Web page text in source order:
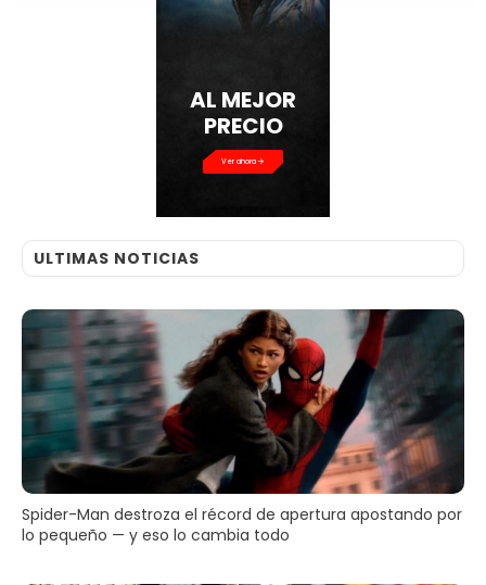
AL MEJOR
PRECIO
Ver ahora
ULTIMAS NOTICIAS
Spider-Man destroza el récord de apertura apostando por
lo pequeño — y eso lo cambia todo